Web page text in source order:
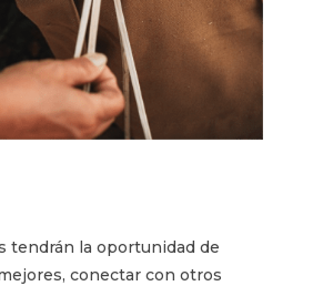
tendrán la oportunidad de
conectar con otros